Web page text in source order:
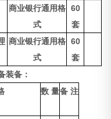
商业银行通用格
式
60
套
商业银行通用格
式
60
套
装备：
数 量备 注